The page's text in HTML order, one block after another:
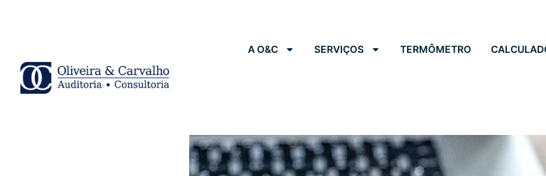
A O&C SERVIÇOS TERMÔMETRO